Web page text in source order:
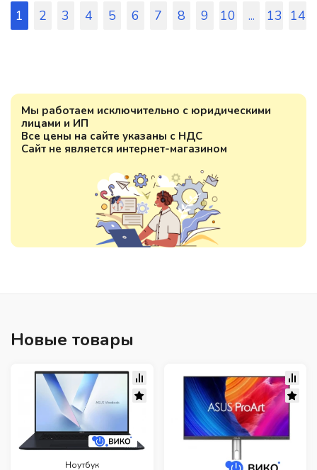
Мы работаем исключительно с юридическими
лицами и ИП
Все цены на сайте указаны с НДС
Сайт не является интернет-магазином
1 2 3 4 5 6 7 8 9 10 ... 13 14
Новые товары
Ноутбук